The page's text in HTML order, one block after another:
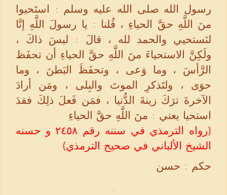
رسول الله صلى الله عليه وسلم : استَحيوا
منَ اللَّهِ حقَّ الحياءِ ، قُلنا : يا رسولَ اللَّهِ إنَّا
لنَستحيي والحمد لله ، قالَ : ليسَ ذاكَ ،
ولَكِنَّ الاستحياءَ منَ اللَّهِ حقَّ الحياءِ أن تحفَظ
الرَّأسَ ، وما وَعى ، وتحفَظَ البَطنَ ، وما
حوَى ، ولتَذكرِ الموتَ والبِلى ، ومَن أرادَ
الآخرةَ ترَكَ زينةَ الدُّنيا ، فمَن فَعلَ ذلِكَ فقدَ
استحيا يعني : منَ اللَّهِ حقَّ الحياءِ
(رواه الترمذي في سننه رقم ٢٤٥٨ و حسنه
الشيخ الألباني في صحيح الترمذي)
حكم : حسن